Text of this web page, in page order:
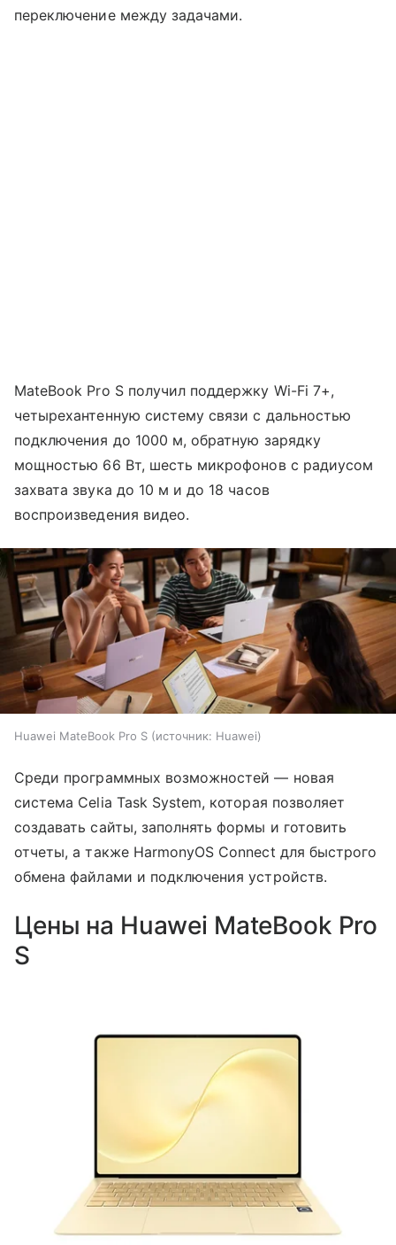
переключение между задачами.
MateBook Pro S получил поддержку Wi-Fi 7+,
четырехантенную систему связи с дальностью
подключения до 1000 м, обратную зарядку
мощностью 66 Вт, шесть микрофонов с радиусом
захвата звука до 10 м и до 18 часов
воспроизведения видео.
Huawei MateBook Pro S источник: Huawei
Среди программных возможностей — новая
система Celia Task System, которая позволяет
создавать сайты, заполнять формы и готовить
отчеты, а также HarmonyOS Connect для быстрого
обмена файлами и подключения устройств.
Цены на Huawei MateBook Pro
S